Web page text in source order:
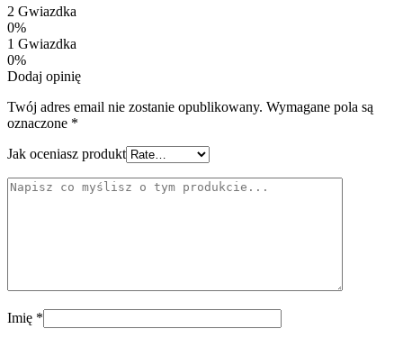
2 Gwiazdka
0%
1 Gwiazdka
0%
Dodaj opinię
Twój adres email nie zostanie opublikowany. Wymagane pola są
oznaczone *
Jak oceniasz produkt
Imię *